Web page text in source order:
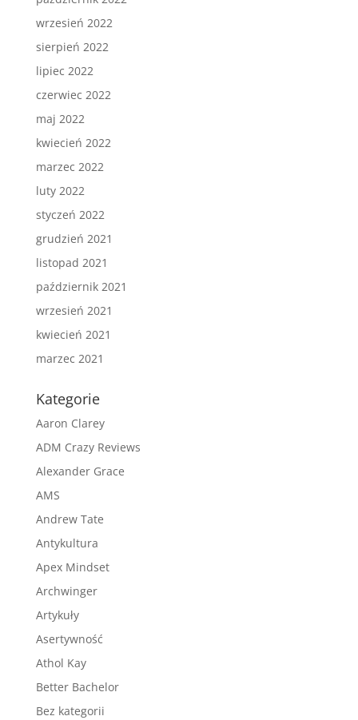
wrzesień 2022
sierpień 2022
lipiec 2022
czerwiec 2022
maj 2022
kwiecień 2022
marzec 2022
luty 2022
styczeń 2022
grudzień 2021
listopad 2021
październik 2021
wrzesień 2021
kwiecień 2021
marzec 2021
Kategorie
Aaron Clarey
ADM Crazy Reviews
Alexander Grace
AMS
Andrew Tate
Antykultura
Apex Mindset
Archwinger
Artykuły
Asertywność
Athol Kay
Better Bachelor
Bez kategorii